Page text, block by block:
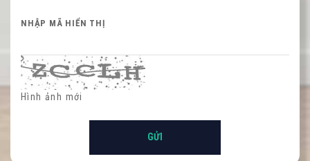
NHẬP MÃ HIỂN THỊ
Hình ảnh mới